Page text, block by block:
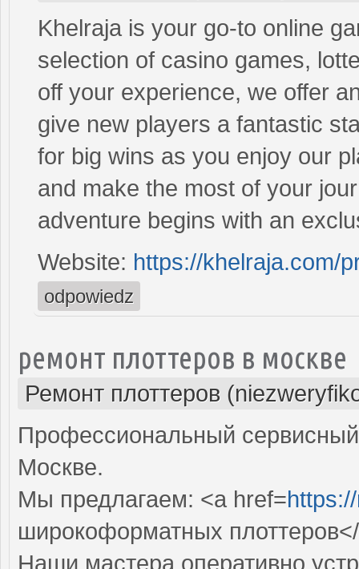
Khelraja is your go-to online
selection of casino games,
off your experience, we offer
give new players a fantastic
for big wins as you enjoy our
and make the most of your
adventure begins with an
Website: https://khelraja.com/
odpowiedz
ремонт плоттеров в москве
Ремонт плоттеров
Профессиональный
Москве.
Мы предлагаем: <a href=
широкоформатных
Наши мастера оперативно